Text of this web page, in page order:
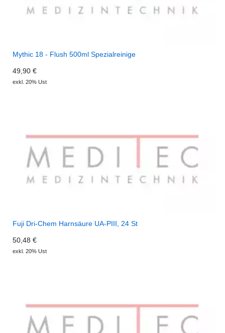
Mythic 18 - Flush 500ml Spezialreinige
49,90 €
exkl. 20% Ust
Fuji Dri-Chem Harnsäure UA-PIII, 24 St
50,48 €
exkl. 20% Ust